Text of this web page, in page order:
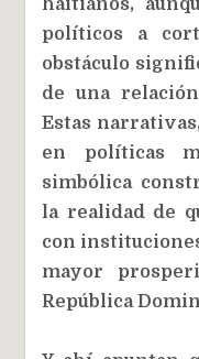
haitianos,
políticos a
obstáculo
de una
Estas
en políticas
simbólica
la realidad de
con
mayor
República